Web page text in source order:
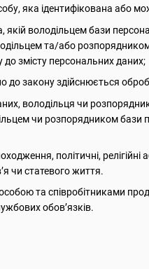
яка ідентифікована або
якій володільцем бази
та/або
до змісту персональних даних;
до закону здійснюється
володільця чи
чи розпорядником бази
політичні,
чи статевого життя.
та співробітниками
обов’язків.